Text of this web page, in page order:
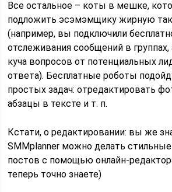
Все остальное – коты в мешке,
подложить эсэмэмщику жирную
(например, вы подключили
отслеживания сообщений в группах,
куча вопросов от потенциальных
ответа). Бесплатные роботы
простых задач: отредактировать
абзацы в тексте и т. п.
Кстати, о редактировании: вы же
SMMplanner можно делать
постов с помощью онлайн-
теперь точно знаете)